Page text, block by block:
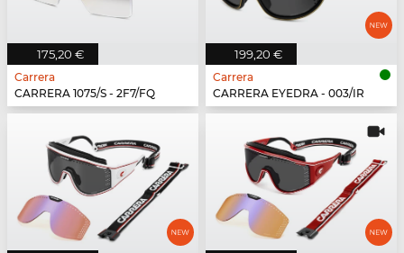
175,20 €
Carrera
CARRERA 1075/S - 2F7/FQ
199,20 €
Carrera
CARRERA EYEDRA - 003/IR